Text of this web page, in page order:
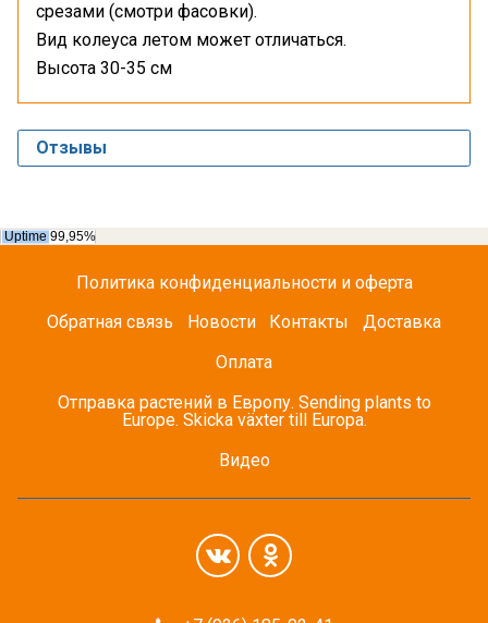
срезами (смотри фасовки).
Вид колеуса летом может отличаться.
Высота 30-35 см
Отзывы
Политика конфиденциальности и оферта
Обратная связь
Новости Контакты
Доставка
Оплата
Отправка растений в Европу. Sending plants to
Europe. Skicka växter till Europa.
Видео